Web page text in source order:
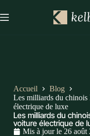
Accueil
Blog
Les milliards du chinois
électrique de luxe
Les milliards du
voiture électrique de
Mis à jour le 26 août